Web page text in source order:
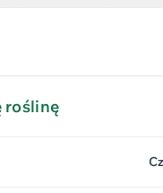
roślinę